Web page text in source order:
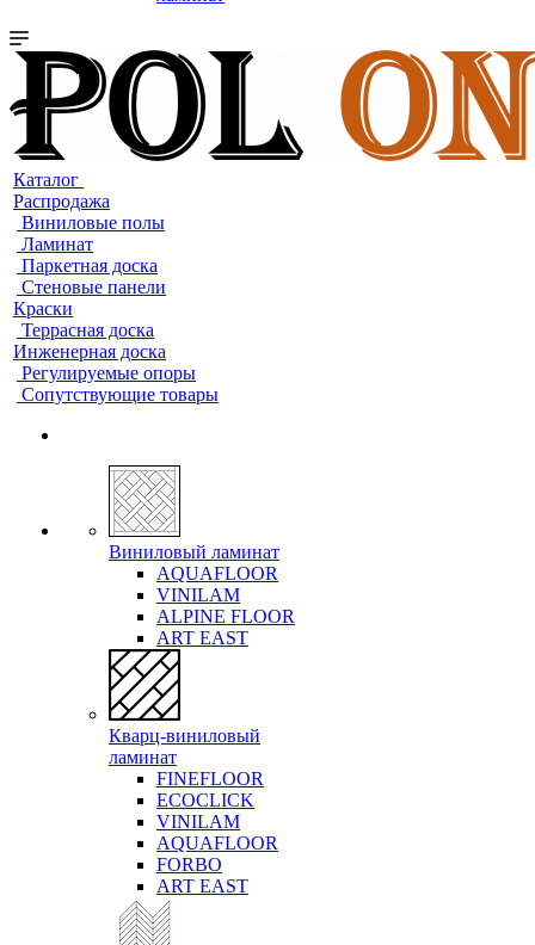
Каталог
Распродажа
Виниловые полы
Ламинат
Паркетная доска
Стеновые панели
Краски
Террасная доска
Инженерная доска
Регулируемые опоры
Сопутствующие товары
Виниловый ламинат
AQUAFLOOR
VINILAM
ALPINE FLOOR
ART EAST
Кварц-виниловый
ламинат
FINEFLOOR
ECOCLICK
VINILAM
AQUAFLOOR
FORBO
ART EAST